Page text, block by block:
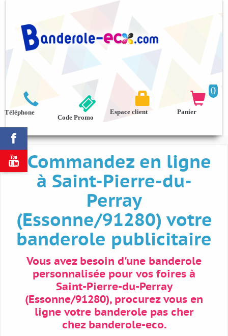



Téléphone
0

Panier

Espace client
Code Promo
Commandez en ligne
à Saint-Pierre-du-
Perray
(Essonne/91280) votre
banderole publicitaire
Vous avez besoin d'une banderole
personnalisée pour vos foires à
Saint-Pierre-du-Perray
(Essonne/91280), procurez vous en
ligne votre banderole pas cher
chez banderole-eco.